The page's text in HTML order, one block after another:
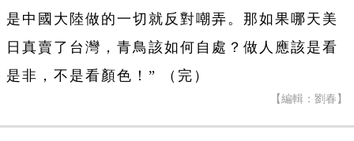
是中國大陸做的一切就反對嘲弄。那如果哪天美
日真賣了台灣，青鳥該如何自處？做人應該是看
是非，不是看顏色！” （完）
【編輯：劉春】